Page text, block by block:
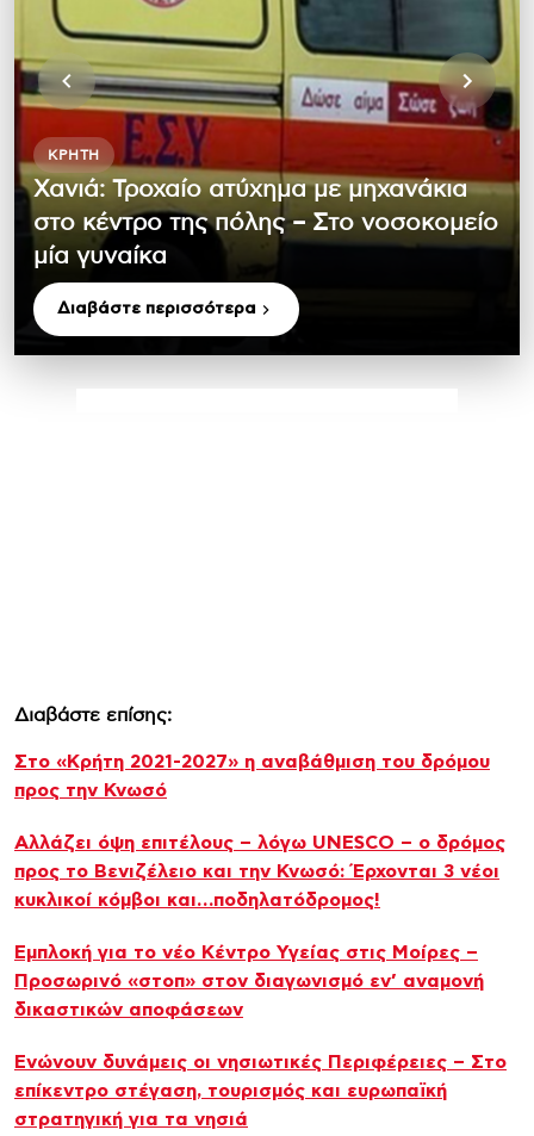
ΚΡΉΤΗ
Χανιά: Τροχαίο ατύχημα με μηχανάκια
στο κέντρο της πόλης – Στο νοσοκομείο
μία γυναίκα
Διαβάστε περισσότερα
Διαβάστε επίσης:
Στο «Κρήτη 2021-2027» η αναβάθμιση του δρόμου
προς την Κνωσό
Αλλάζει όψη επιτέλους – λόγω UNESCO – ο δρόμος
προς το Βενιζέλειο και την Κνωσό: Έρχονται 3 νέοι
κυκλικοί κόμβοι και…ποδηλατόδρομος!
Εμπλοκή για το νέο Κέντρο Υγείας στις Μοίρες –
Προσωρινό «στοπ» στον διαγωνισμό εν’ αναμονή
δικαστικών αποφάσεων
Ενώνουν δυνάμεις οι νησιωτικές Περιφέρειες – Στο
επίκεντρο στέγαση, τουρισμός και ευρωπαϊκή
στρατηγική για τα νησιά